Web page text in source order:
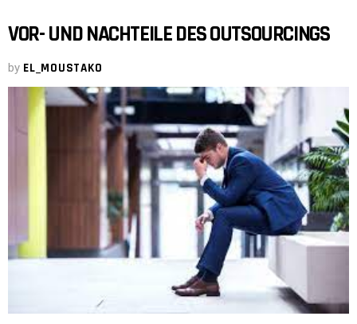
VOR- UND NACHTEILE DES OUTSOURCINGS
by EL_MOUSTAKO